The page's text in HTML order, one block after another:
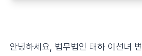
안녕하세요, 법무법인 태하 이선녀